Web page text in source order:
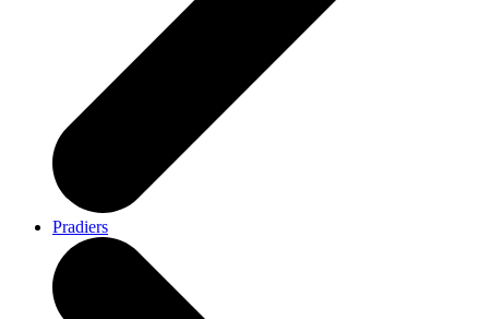
Pradiers